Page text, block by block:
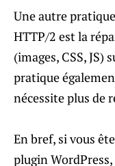
Une autre
HTTP/2 est la
(images, CSS,
pratique
nécessite plus de
En bref, si vous
plugin WordPress,